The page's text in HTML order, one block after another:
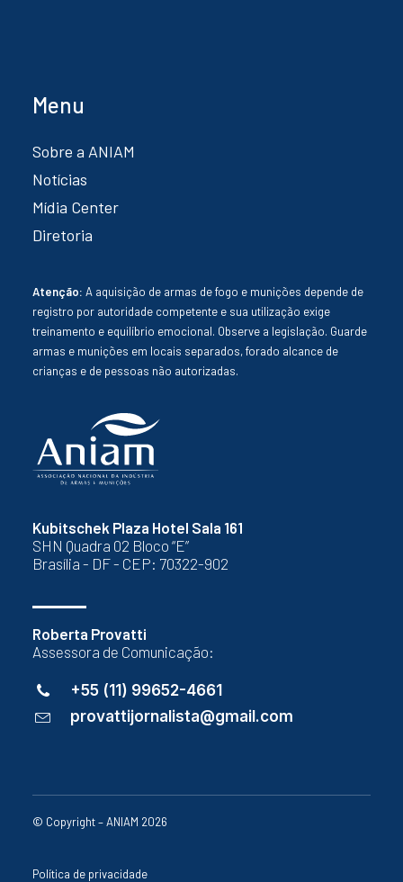
Kubitschek Plaza Hotel Sala 161
SHN Quadra 02 Bloco “E”
Brasília - DF - CEP: 70322-902
Roberta Provatti
Assessora de Comunicação:
+55 (11) 99652-4661
provattijornalista@gmail.com
Menu
Sobre a ANIAM
Notícias
Mídia Center
Diretoria
Atenção: A aquisição de armas de fogo e munições depende de
registro por autoridade competente e sua utilização exige
treinamento e equilíbrio emocional. Observe a legislação. Guarde
armas e munições em locais separados, forado alcance de
crianças e de pessoas não autorizadas.
© Copyright – ANIAM 2026
Política de privacidade